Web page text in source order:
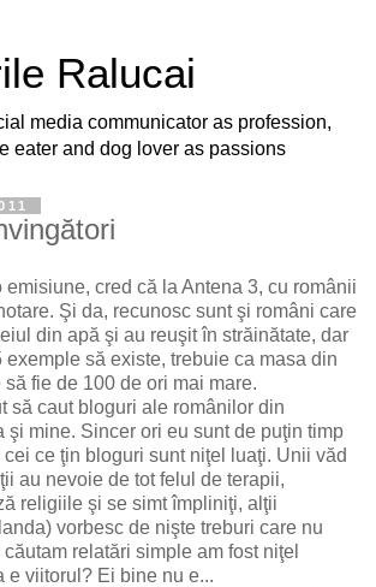
Ralucai
media communicator as profession,
eater and dog lover as passions
emisiune, cred că la Antena 3, cu românii
Şi da, recunosc sunt şi români care
din apă şi au reuşit în străinătate, dar
exemple să existe, trebuie ca masa din
fie de 100 de ori mai mare.
să caut bloguri ale românilor din
şi mine. Sincer ori eu sunt de puţin timp
ce ţin bloguri sunt niţel luaţi. Unii văd
au nevoie de tot felul de terapii,
religiile şi se simt împliniţi, alţii
vorbesc de nişte treburi care nu
relatări simple am fost niţel
e viitorul? Ei bine nu e...